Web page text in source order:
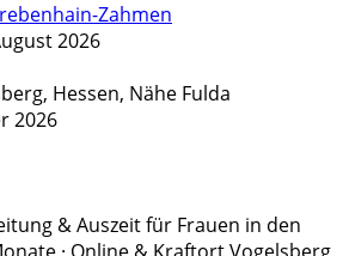
Zahmen
2026
Hessen, Nähe Fulda
2026